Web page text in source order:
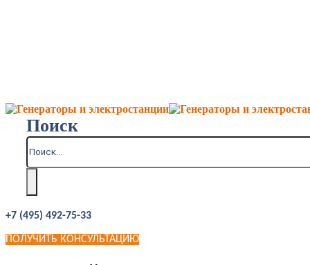
Поиск
+7 (495) 492-75-33
ПОЛУЧИТЬ КОНСУЛЬТАЦИЮ